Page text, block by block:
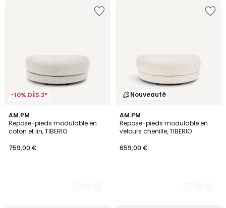
-10% DÈS 2*
AM.PM
Repose-pieds modulable en
coton et lin, TIBERIO
759,00 €
3
Couleurs
Nouveauté
AM.PM
Repose-pieds modulable en
velours chenille, TIBERIO
659,00 €
8
Couleurs